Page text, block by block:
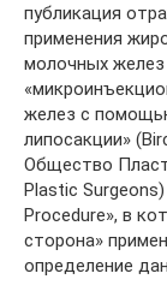
публикация
применения
молочных
желез с
липосакции»
Общество
Plastic
Procedure», в
сторона»
определение